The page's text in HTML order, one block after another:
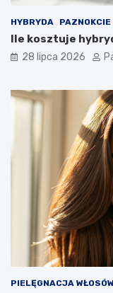
HYBRYDA PAZNOKCIE
Ile kosztuje
28 lipca 2026
PIELĘGNACJA